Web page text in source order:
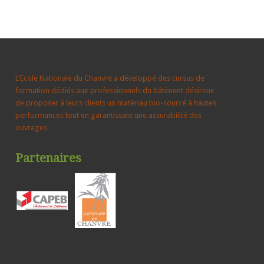
L‘Ecole Nationale du Chanvre a développé des cursus de
formation dédiés aux professionnels du bâtiment désireux
de proposer à leurs clients un matériau bio-sourcé à hautes
performances tout en garantissant une assurabilité des
ouvrages.
Partenaires